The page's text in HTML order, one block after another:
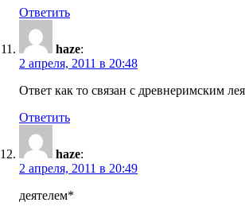
Ответить
haze:
2 апреля, 2011 в 20:48
Ответ как то связан с древнеримским
Ответить
haze:
2 апреля, 2011 в 20:49
деятелем*